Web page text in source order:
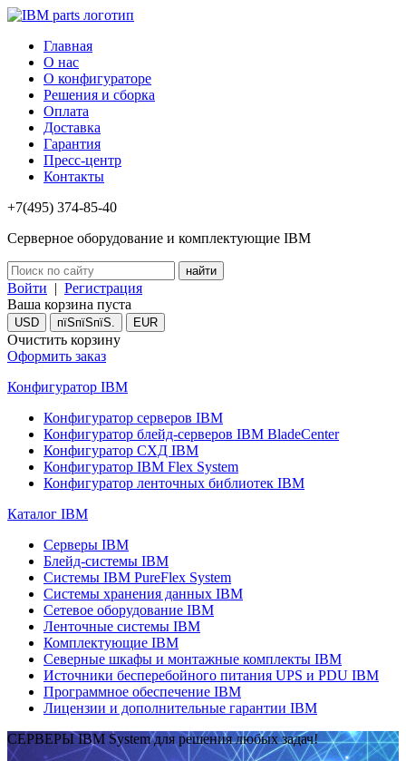
Главная
О нас
О конфигураторе
Решения и сборка
Оплата
Доставка
Гарантия
Пресс-центр
Контакты
+7(495) 374-85-40
Серверное оборудование и комплектующие IBM
Войти | Регистрация
Ваша корзина пуста
USD пїЅпїЅпїЅ. EUR
Очистить корзину
Оформить заказ
Конфигуратор IBM
Конфигуратор серверов IBM
Конфигуратор блейд-серверов IBM BladeCenter
Конфигуратор СХД IBM
Конфигуратор IBM Flex System
Конфигуратор ленточных библиотек IBM
Каталог IBM
Серверы IBM
Блейд-системы IBM
Системы IBM PureFlex System
Системы хранения данных IBM
Сетевое оборудование IBM
Ленточные системы IBM
Комплектующие IBM
Северные шкафы и монтажные комплекты IBM
Источники бесперебойного питания UPS и PDU IBM
Программное обеспечение IBM
Лицензии и дополнительные гарантии IBM
СЕРВЕРЫ IBM System для решения любых задач!